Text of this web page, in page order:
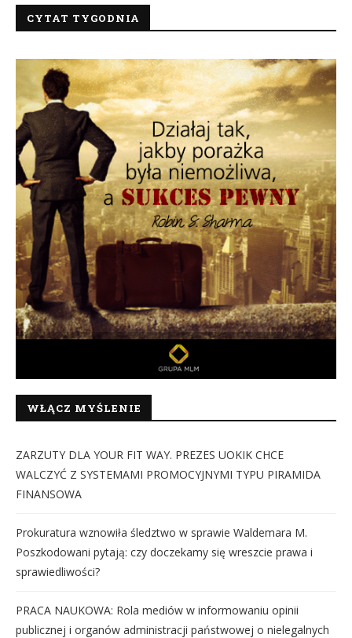
CYTAT TYGODNIA
WŁĄCZ MYŚLENIE
ZARZUTY DLA YOUR FIT WAY. PREZES UOKIK CHCE
WALCZYĆ Z SYSTEMAMI PROMOCYJNYMI TYPU PIRAMIDA
FINANSOWA
Prokuratura wznowiła śledztwo w sprawie Waldemara M.
Poszkodowani pytają: czy doczekamy się wreszcie prawa i
sprawiedliwości?
PRACA NAUKOWA: Rola mediów w informowaniu opinii
publicznej i organów administracji państwowej o nielegalnych